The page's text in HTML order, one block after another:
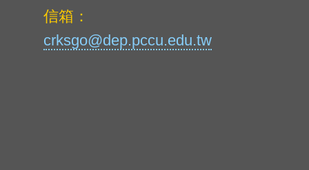
信箱：
crksgo@dep.pccu.edu.tw